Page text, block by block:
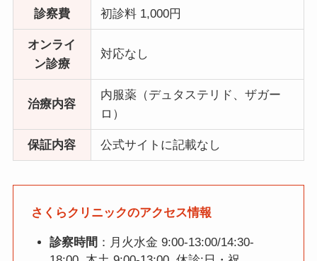
診察費 初診料 1,000円
オンライ
ン診療
対応なし
治療内容
内服薬（デュタステリド、ザガー
ロ）
保証内容 公式サイトに記載なし
さくらクリニックのアクセス情報
診察時間 ：月火水金 9:00-13:00/14:30-